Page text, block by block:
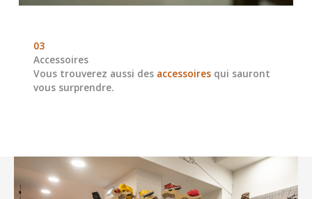
03
Accessoires
Vous trouverez aussi des accessoiresqui sauront
vous surprendre.